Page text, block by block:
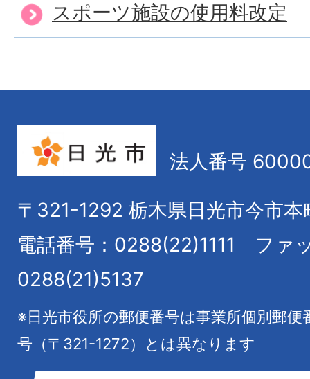
スポーツ施設の使用料改定
法人番号
〒321-1292 栃木県日光市今市本
電話番号：0288(22)1111
ファ
0288(21)5137
※日光市役所の郵便番号は事業所個別郵
号（〒321-1272）とは異なります